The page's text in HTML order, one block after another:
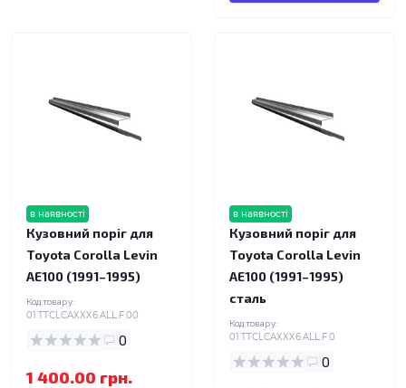
в наявності
Кузовний поріг для
Toyota Corolla Levin
AE100 (1991–1995)
Код товару:
01.TTCLCAXXX6.ALL.F.00
0
1 400.00 грн.
в наявності
Кузовний поріг для
Toyota Corolla Levin
AE100 (1991–1995)
сталь
Код товару:
01.TTCLCAXXX6.ALL.F.0
0